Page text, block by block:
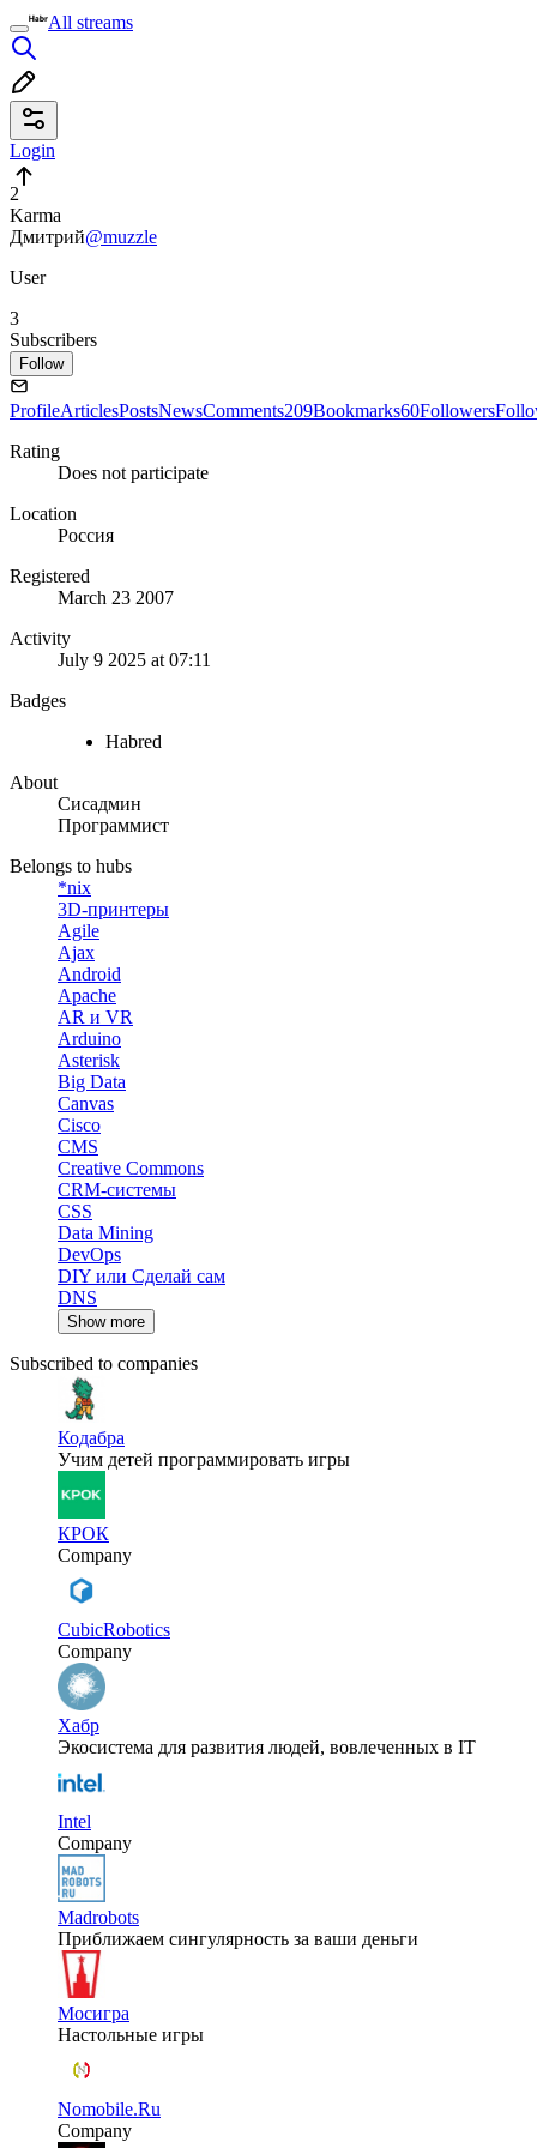
All streams
Login
2
Karma
Дмитрий@muzzle
User
3
Subscribers
Follow
ProfileArticlesPostsNewsComments209Bookmarks60Followers
Rating
Does not participate
Location
Россия
Registered
March 23 2007
Activity
July 9 2025 at 07:11
Badges
Habred
About
Сисадмин
Программист
Belongs to hubs
*nix
3D-принтеры
Agile
Ajax
Android
Apache
AR и VR
Arduino
Asterisk
Big Data
Canvas
Cisco
CMS
Creative Commons
CRM-системы
CSS
Data Mining
DevOps
DIY или Сделай сам
DNS
Show more
Subscribed to companies
Кодабра
Учим детей программировать игры
КРОК
Company
CubicRobotics
Company
Хабр
Экосистема для развития людей, вовлеченных в IT
Intel
Company
Madrobots
Приближаем сингулярность за ваши деньги
Мосигра
Настольные игры
Nomobile.Ru
Company